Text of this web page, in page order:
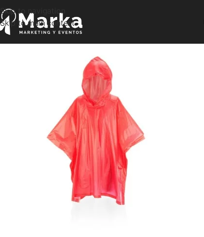
Skip to navigation
Skip to main content